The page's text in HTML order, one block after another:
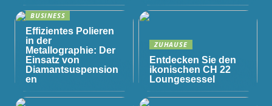
BUSINESS
Effizientes Polieren
in der
Metallographie: Der
Einsatz von
Diamantsuspension
en
ZUHAUSE
Entdecken Sie den
ikonischen CH 22
Loungesessel